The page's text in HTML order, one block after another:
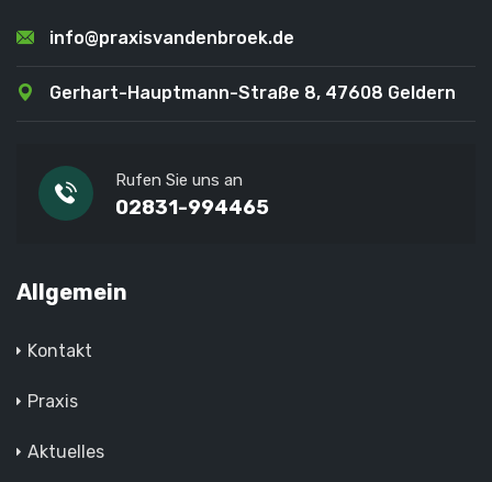
info@praxisvandenbroek.de
Gerhart-Hauptmann-Straße 8, 47608 Geldern
Rufen Sie uns an
02831-994465
Allgemein
Kontakt
Praxis
Aktuelles